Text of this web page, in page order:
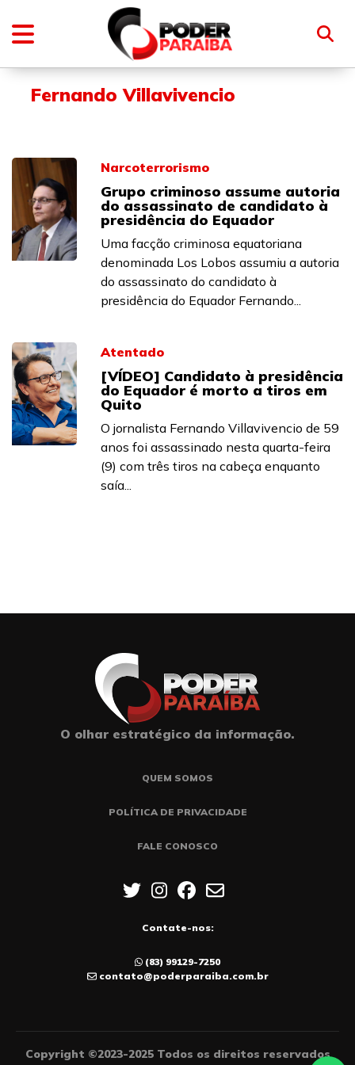
Fernando Villavivencio
Narcoterrorismo
Grupo criminoso assume autoria
do assassinato de candidato à
presidência do Equador
Uma facção criminosa equatoriana
denominada Los Lobos assumiu a autoria
do assassinato do candidato à
presidência do Equador Fernando...
Atentado
[VÍDEO] Candidato à presidência
do Equador é morto a tiros em
Quito
O jornalista Fernando Villavivencio de 59
anos foi assassinado nesta quarta-feira
(9) com três tiros na cabeça enquanto
saía...
O olhar estratégico da informação.
QUEM SOMOS
POLÍTICA DE PRIVACIDADE
FALE CONOSCO
Contate-nos:
(83) 99129-7250
contato@poderparaiba.com.br
Copyright ©2023-2025 Todos os direitos reservados